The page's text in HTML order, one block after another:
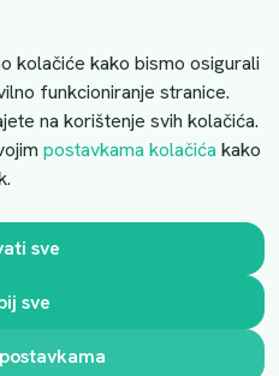
e-maila:
sustavom
kolačiće kako bismo osigurali
funkcioniranje stranice.
na korištenje svih kolačića.
postavkama kolačića kako
sve
sve